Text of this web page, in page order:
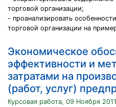
торговой организации;
- проанализировать
торговой организации на
Экономическое
эффективности и
затратами на
(работ, услуг)
Курсовая работа, 09 Ноября 2011